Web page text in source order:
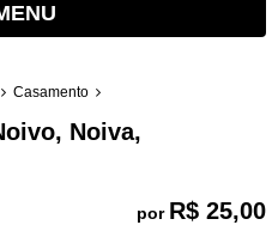
Casamento
Noiva,
por R$ 25,00